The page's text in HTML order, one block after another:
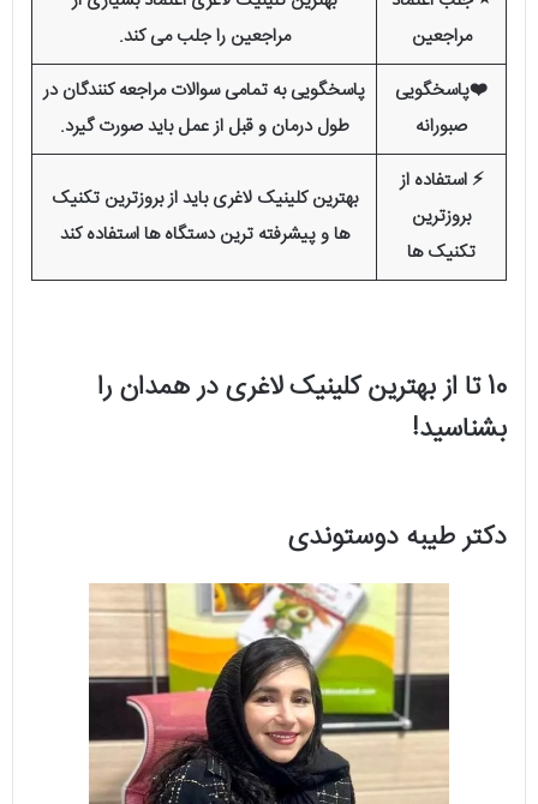
مراجعین
مراجعین را جلب می کند.
❤️پاسخگویی
صبورانه
پاسخگویی به تمامی سوالات مراجعه کنندگان در
طول درمان و قبل از عمل باید صورت گیرد.
⚡ استفاده از
بروزترین
تکنیک ها
بهترین کلینیک لاغری باید از بروزترین تکنیک
ها و پیشرفته‌ ترین دستگاه ها استفاده کند
10 تا از بهترین کلینیک لاغری در همدان را
بشناسید!
دکتر طیبه دوستوندی